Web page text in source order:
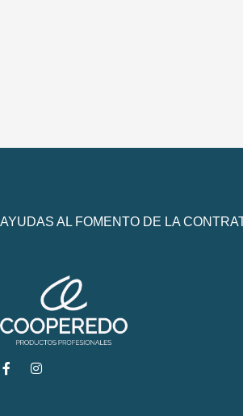
AYUDAS AL FOMENTO DE LA